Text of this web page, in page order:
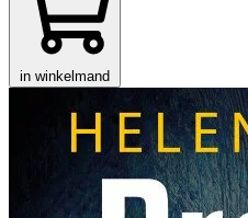
in winkelmand